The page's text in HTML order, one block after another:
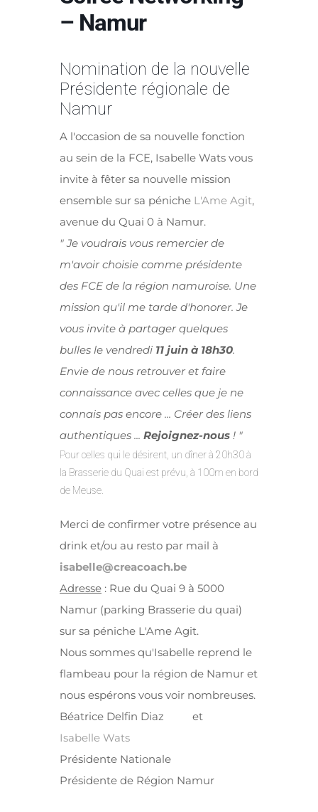
– Namur
Nomination de la nouvelle
Présidente régionale de
Namur
A l'occasion de sa nouvelle fonction
au sein de la FCE, Isabelle Wats vous
invite à fêter sa nouvelle mission
ensemble sur sa péniche L'Ame Agit,
avenue du Quai 0 à Namur.
" Je voudrais vous remercier de
m'avoir choisie comme présidente
des FCE de la région namuroise. Une
mission qu'il me tarde d'honorer.Je
vous invite à partager quelques
bulles le vendredi 11 juin à 18h30.
Envie de nous retrouver et faire
connaissance avec celles que je ne
connais pas encore ... Créer des liens
authentiques ... Rejoignez-nous ! "
Pour celles qui le désirent, un dîner à 20h30 à
la Brasserie du Quai est prévu, à 100m en bord
de Meuse.
Merci de confirmer votre présence au
drink et/ou au resto par mail à
isabelle@creacoach.be
Adresse : Rue du Quai 9 à 5000
Namur (parking Brasserie du quai)
sur sa péniche L'Ame Agit.
Nous sommes qu'Isabelle reprend le
flambeau pour la région de Namur et
nous espérons vous voir nombreuses.
Béatrice Delfin Diaz et
Isabelle Wats
Présidente Nationale
Présidente de Région Namur